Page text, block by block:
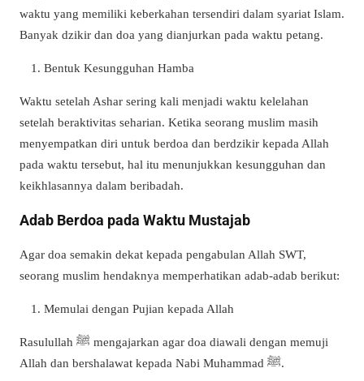
waktu yang memiliki keberkahan tersendiri dalam syariat Islam.
Banyak dzikir dan doa yang dianjurkan pada waktu petang.
Bentuk Kesungguhan Hamba
Waktu setelah Ashar sering kali menjadi waktu kelelahan
setelah beraktivitas seharian. Ketika seorang muslim masih
menyempatkan diri untuk berdoa dan berdzikir kepada Allah
pada waktu tersebut, hal itu menunjukkan kesungguhan dan
keikhlasannya dalam beribadah.
Adab Berdoa pada Waktu Mustajab
Agar doa semakin dekat kepada pengabulan Allah SWT,
seorang muslim hendaknya memperhatikan adab-adab berikut:
Memulai dengan Pujian kepada Allah
Rasulullah ﷺ mengajarkan agar doa diawali dengan memuji
Allah dan bershalawat kepada Nabi Muhammad ﷺ.